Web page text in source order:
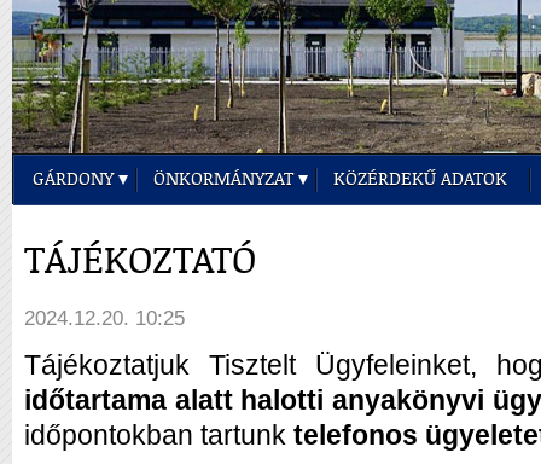
GÁRDONY ÖNKORMÁNYZAT KÖZÉRDEKŰ ADATOK
TÁJÉKOZTATÓ
2024.12.20. 10:25
Tájékoztatjuk Tisztelt Ügyfeleinket,
időtartama alatt halotti anyakönyvi
időpontokban tartunk telefonos